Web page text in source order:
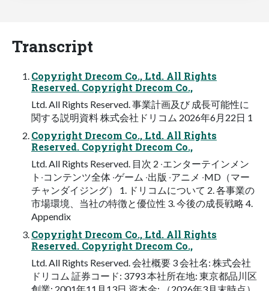
Transcript
Copyright Drecom Co., Ltd. All Rights
Reserved. Copyright Drecom Co.,
Ltd. All Rights Reserved. 事業計画及び 成⻑可能性に
関する説明資料 株式会社ドリコム 2026年6⽉22⽇ 1
Copyright Drecom Co., Ltd. All Rights
Reserved. Copyright Drecom Co.,
Ltd. All Rights Reserved. ⽬次 2 ‧エンターテインメン
ト‧コンテンツ全体 ‧ゲーム ‧出版 ‧アニメ ‧MD（マー
チャンダイジング） 1. ドリコムについて 2. 各事業の
市場環境、当社の特徴と優位性 3. 今後の成⻑戦略 4.
Appendix
Copyright Drecom Co., Ltd. All Rights
Reserved. Copyright Drecom Co.,
Ltd. All Rights Reserved. 会社概要 3 会社名: 株式会社
ドリコム 証券コード: 3793 本社所在地: 東京都品川区